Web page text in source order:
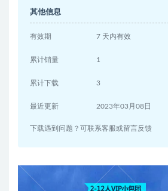
其他信息
有效期 7 天内有效
累计销量 1
累计下载 3
最近更新 2023年03月08日
下载遇到问题？可联系客服或留言反馈